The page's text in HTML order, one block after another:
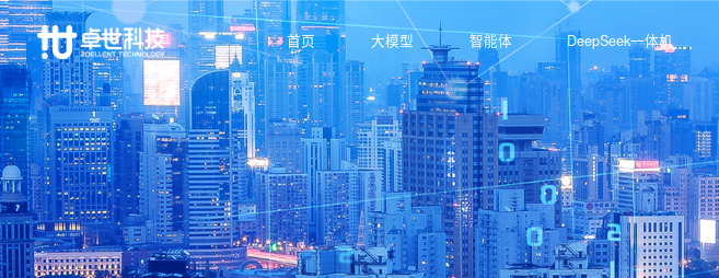
首页 大模型 智能体 DeepSeek一体机